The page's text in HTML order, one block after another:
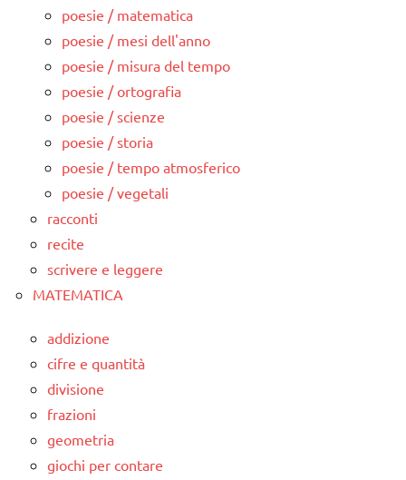
poesie / matematica
poesie / mesi dell'anno
poesie / misura del tempo
poesie / ortografia
poesie / scienze
poesie / storia
poesie / tempo atmosferico
poesie / vegetali
racconti
recite
scrivere e leggere
MATEMATICA
addizione
cifre e quantità
divisione
frazioni
geometria
giochi per contare